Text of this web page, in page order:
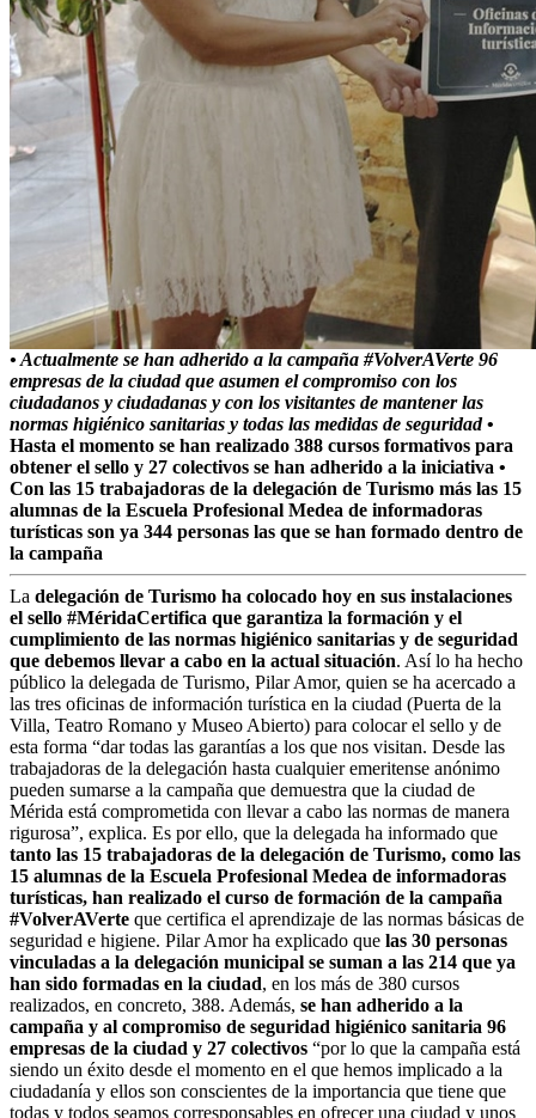
• Actualmente se han adherido a la campaña #VolverAVerte 96
empresas de la ciudad que asumen el compromiso con los
ciudadanos y ciudadanas y con los visitantes de mantener las
normas higiénico sanitarias y todas las medidas de seguridad •
Hasta el momento se han realizado 388 cursos formativos para
obtener el sello y 27 colectivos se han adherido a la iniciativa •
Con las 15 trabajadoras de la delegación de Turismo más las 15
alumnas de la Escuela Profesional Medea de informadoras
turísticas son ya 344 personas las que se han formado dentro de
la campaña
La delegación de Turismo ha colocado hoy en sus instalaciones
el sello #MéridaCertifica que garantiza la formación y el
cumplimiento de las normas higiénico sanitarias y de seguridad
que debemos llevar a cabo en la actual situación. Así lo ha hecho
público la delegada de Turismo, Pilar Amor, quien se ha acercado a
las tres oficinas de información turística en la ciudad (Puerta de la
Villa, Teatro Romano y Museo Abierto) para colocar el sello y de
esta forma “dar todas las garantías a los que nos visitan. Desde las
trabajadoras de la delegación hasta cualquier emeritense anónimo
pueden sumarse a la campaña que demuestra que la ciudad de
Mérida está comprometida con llevar a cabo las normas de manera
rigurosa”, explica. Es por ello, que la delegada ha informado que
tanto las 15 trabajadoras de la delegación de Turismo, como las
15 alumnas de la Escuela Profesional Medea de informadoras
turísticas, han realizado el curso de formación de la campaña
#VolverAVerte que certifica el aprendizaje de las normas básicas de
seguridad e higiene. Pilar Amor ha explicado que las 30 personas
vinculadas a la delegación municipal se suman a las 214 que ya
han sido formadas en la ciudad, en los más de 380 cursos
realizados, en concreto, 388. Además, se han adherido a la
campaña y al compromiso de seguridad higiénico sanitaria 96
empresas de la ciudad y 27 colectivos “por lo que la campaña está
siendo un éxito desde el momento en el que hemos implicado a la
ciudadanía y ellos son conscientes de la importancia que tiene que
todas y todos seamos corresponsables en ofrecer una ciudad y unos